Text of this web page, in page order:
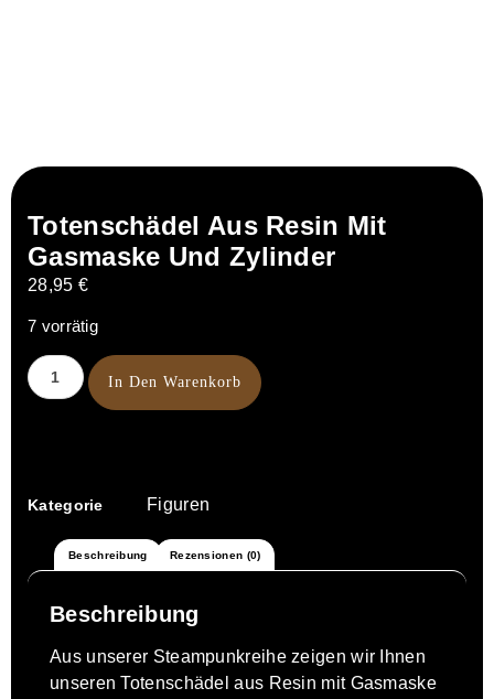
Totenschädel Aus Resin Mit
Gasmaske Und Zylinder
28,95 €
7 vorrätig
In Den Warenkorb
Kategorie Figuren
Beschreibung Rezensionen (0)
Beschreibung
Aus unserer Steampunkreihe zeigen wir Ihnen
unseren Totenschädel aus Resin mit Gasmaske